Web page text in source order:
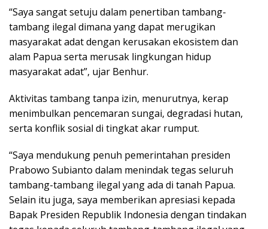
“Saya sangat setuju dalam penertiban tambang-
tambang ilegal dimana yang dapat merugikan
masyarakat adat dengan kerusakan ekosistem dan
alam Papua serta merusak lingkungan hidup
masyarakat adat”, ujar Benhur.
Aktivitas tambang tanpa izin, menurutnya, kerap
menimbulkan pencemaran sungai, degradasi hutan,
serta konflik sosial di tingkat akar rumput.
“Saya mendukung penuh pemerintahan presiden
Prabowo Subianto dalam menindak tegas seluruh
tambang-tambang ilegal yang ada di tanah Papua.
Selain itu juga, saya memberikan apresiasi kepada
Bapak Presiden Republik Indonesia dengan tindakan